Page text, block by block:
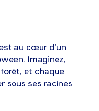
au cœur d’un
Imaginez,
et chaque
sous ses racines